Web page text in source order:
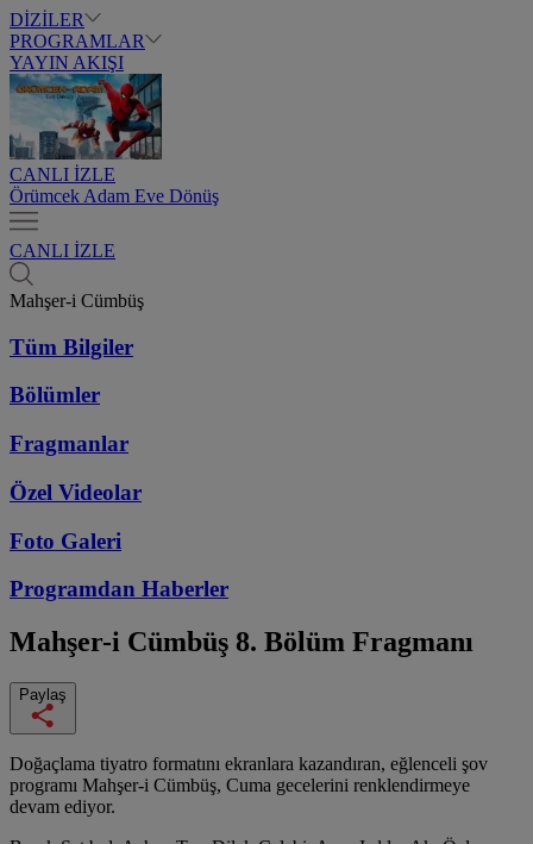
DİZİLER
PROGRAMLAR
YAYIN AKIŞI
CANLI İZLE
Örümcek Adam Eve Dönüş
CANLI İZLE
Mahşer-i Cümbüş
Tüm Bilgiler
Bölümler
Fragmanlar
Özel Videolar
Foto Galeri
Programdan Haberler
Mahşer-i Cümbüş 8. Bölüm Fragmanı
Paylaş
Doğaçlama tiyatro formatını ekranlara kazandıran, eğlenceli şov
programı Mahşer-i Cümbüş, Cuma gecelerini renklendirmeye
devam ediyor.